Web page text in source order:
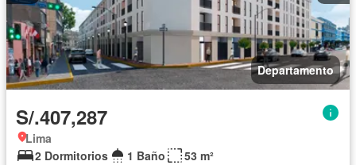
Departamento
S/.407,287
Lima
2 Dormitorios
1 Baño
53 m²